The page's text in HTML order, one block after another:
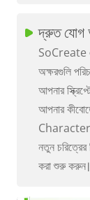
দ্রুত যোগ
SoCreate
অক্ষরগুলি
আপনার
আপনার
Character
নতুন চরিত্রের
করা শুরু করুন।